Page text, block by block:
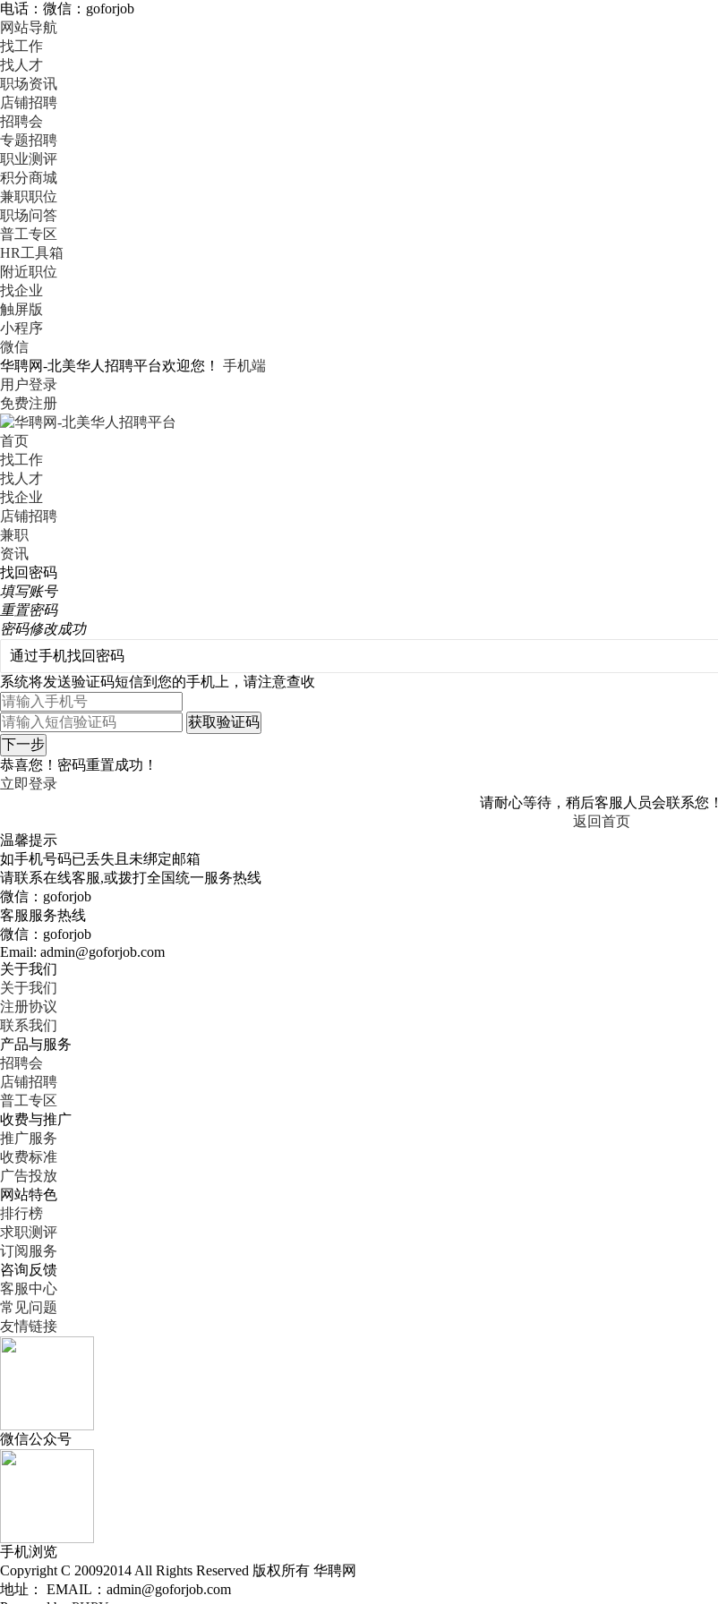
电话：微信：goforjob
网站导航
找工作
找人才
职场资讯
店铺招聘
招聘会
专题招聘
职业测评
积分商城
兼职职位
职场问答
普工专区
HR工具箱
附近职位
找企业
触屏版
小程序
微信
华聘网-北美华人招聘平台欢迎您！
手机端
用户登录
免费注册
首页
找工作
找人才
找企业
店铺招聘
兼职
资讯
找回密码
填写账号
重置密码
密码修改成功
系统将发送验证码短信到您的手机上，请注意查收
恭喜您！密码重置成功！
立即登录
请耐心等待，稍后客服人员会联系您！
返回首页
温馨提示
如手机号码已丢失且未绑定邮箱
请联系在线客服,或拨打全国统一服务热线
微信：goforjob
客服服务热线
微信：goforjob
Email: admin@goforjob.com
关于我们
关于我们
注册协议
联系我们
产品与服务
招聘会
店铺招聘
普工专区
收费与推广
推广服务
收费标准
广告投放
网站特色
排行榜
求职测评
订阅服务
咨询反馈
客服中心
常见问题
友情链接
微信公众号
手机浏览
Copyright C 20092014 All Rights Reserved 版权所有 华聘网
地址： EMAIL：admin@goforjob.com